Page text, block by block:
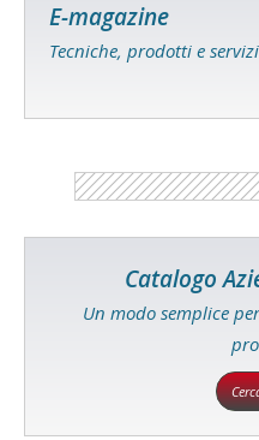
E-magazine
Tecniche, prodotti e
Catalogo
Un modo semplice